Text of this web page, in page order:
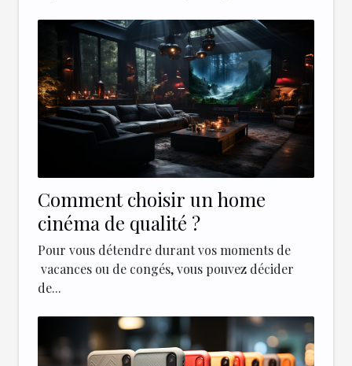
Comment choisir un home
cinéma de qualité ?
Pour vous détendre durant vos moments de
vacances ou de congés, vous pouvez décider
de...